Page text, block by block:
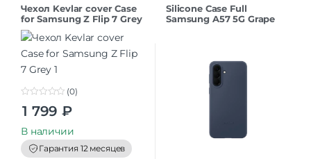
Чехол Kevlar cover Case
for Samsung Z Flip 7 Grey
t
o
f
5
(0)
1 799 ₽
В наличии
Гарантия 12 месяцев
Silicone Case Full
Samsung A57 5G Grape